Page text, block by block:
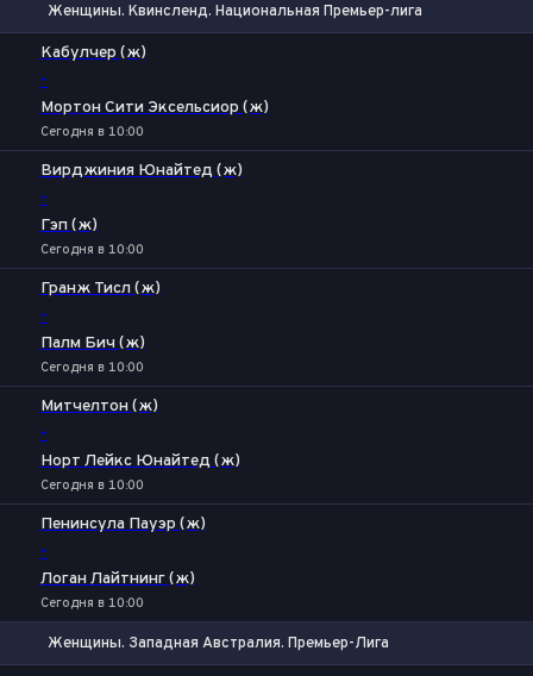
Женщины. Квинсленд. Национальная Премьер-лига
Кабулчер (ж)
-
Мортон Сити Эксельсиор (ж)
Сегодня в 10:00
Вирджиния Юнайтед (ж)
-
Гэп (ж)
Сегодня в 10:00
Гранж Тисл (ж)
-
Палм Бич (ж)
Сегодня в 10:00
Митчелтон (ж)
-
Норт Лейкс Юнайтед (ж)
Сегодня в 10:00
Пенинсула Пауэр (ж)
-
Логан Лайтнинг (ж)
Сегодня в 10:00
Женщины. Западная Австралия. Премьер-Лига